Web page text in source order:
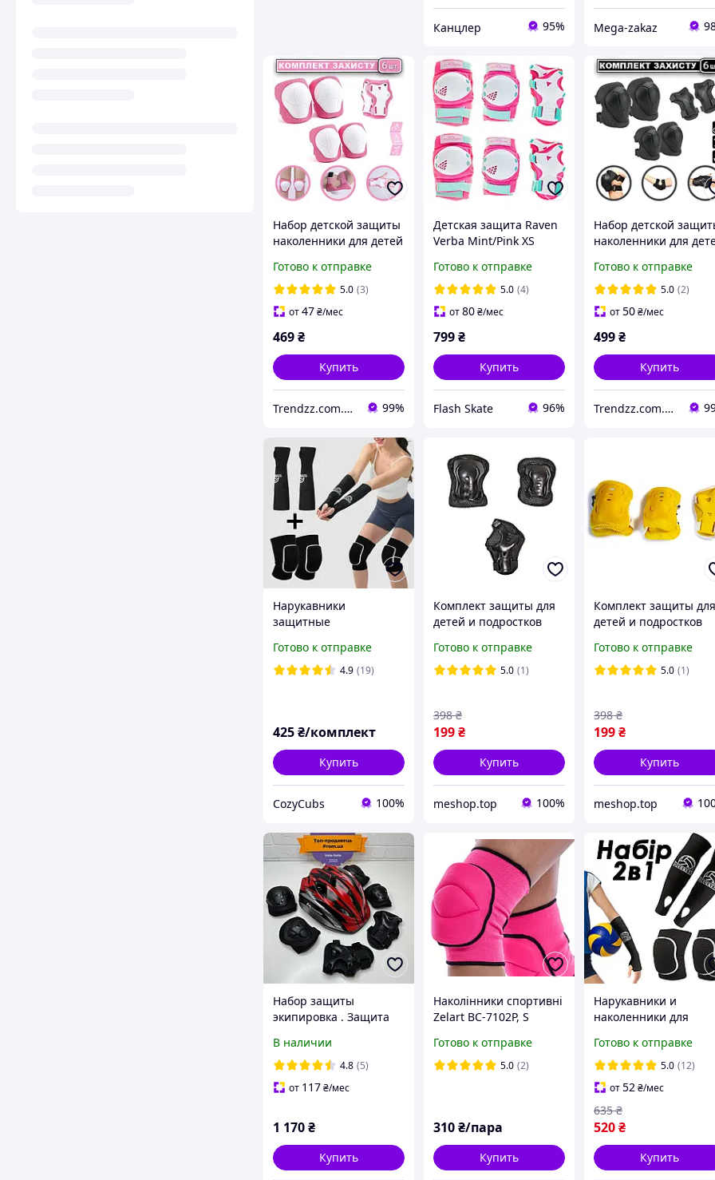
Канцлер 95% Mega-zakaz
Набор детской защиты
наколенники для детей
налокотники
наладонники защита
для рук Розовый
Готово к отправке
5.0 (3)
от47₴/мес
469₴
Купить
Trendzz.com.ua 99%
Детская защита Raven
Verba Mint/Pink XS
Готово к отправке
5.0 (4)
от80₴/мес
799₴
Купить
Flash Skate 96%
Набор детской
наколенники для
налокотники
наладонники защита
для рук Черные
Готово к отправке
5.0 (2)
от50₴/мес
499₴
Купить
Trendzz.com.ua
Нарукавники
защитные
наколенники комплект
М/26 см
Готово к отправке
4.9 (19)
425₴/комплект
Купить
CozyCubs 100%
Комплект защиты для
детей и подростков
цвета
Готово к отправке
5.0 (1)
199₴
398 ₴
Купить
meshop.top 100%
Комплект защиты для
детей и подростков
цвета
Готово к отправке
5.0 (1)
199₴
398 ₴
Купить
meshop.top
Набор защиты
экипировка . Защита
Шлем наколенники
налокотники перчатки
)
В наличии
4.8 (5)
от 117₴/мес
1 170₴
Купить
Наколінники спортивні
Zelart BC-7102P, S
Готово к отправке
5.0 (2)
310₴/пара
Купить
Нарукавники и
наколенники для
подростковые
комплект
Готово к отправке
5.0 (12)
от52₴/мес
520₴
635 ₴
Купить